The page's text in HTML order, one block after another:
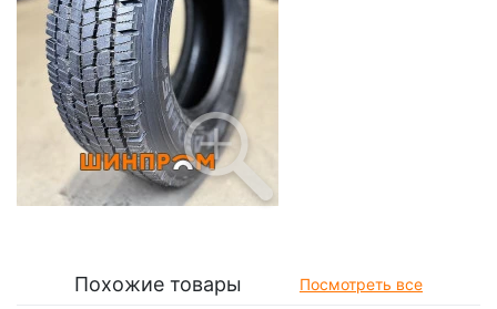
Похожие товары Посмотреть все